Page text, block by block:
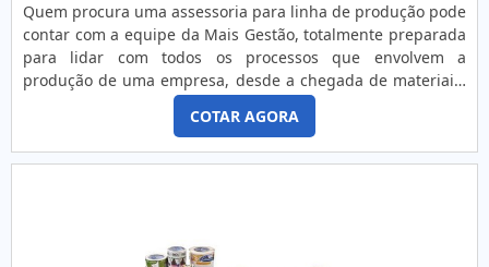
Quem procura uma assessoria para linha de produção pode
contar com a equipe da Mais Gestão, totalmente preparada
para lidar com todos os processos que envolvem a
produção de uma empresa, desde a chegada de materiais,
armazenamento, fabricação ou montagem e entrega para
os clientes. Saiba que os processos de produção são muito
delicados e muitos. Ao longo dos anos de trabalho de uma
empresa, os processos de produção costumam apresentar
COTAR AGORA